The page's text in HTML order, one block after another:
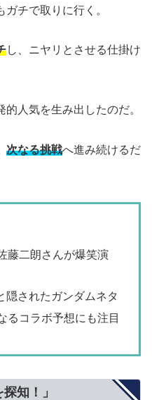
ガチで取りに行く。
し、ニヤリとさせる仕掛け
的人気を生み出したのだ。
次なる挑戦へ進み続けるだ
藤二朗さんが爆笑演
隠されたガンダムネタ
るコラボ予想にも注目
知！」